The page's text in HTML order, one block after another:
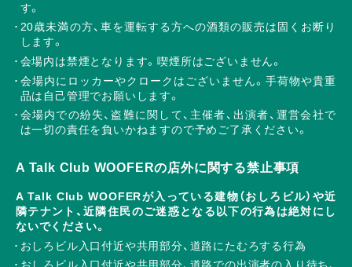
す。
20歳未満の方、車を運転する方への酒類の販売は固くお断り
します。
会場内は禁煙となります。喫煙所はございません。
会場内にロッカーやクロークはございません。手荷物や貴重
品は自己管理でお願いします。
会場内での紛失、盗難に関して、主催者、出演者、運営会社で
は一切の責任を負いかねますので予めご了承ください。
A Talk Club WOOFERの店外に関する禁止事項
A Talk Club WOOFERが入っている建物（おしろビル）や近
隣テナント、近隣住民のご迷惑となる以下の行為は絶対にし
ないでください。
おしろビル入口付近や共用部分、道路にたむろする行為